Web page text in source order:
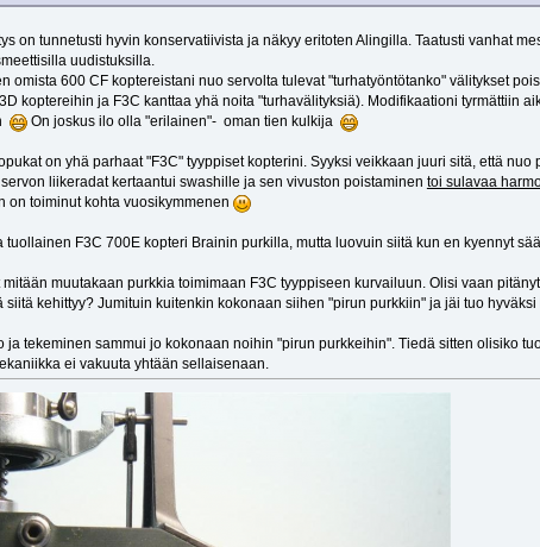
on tunnetusti hyvin konservatiivista ja näkyy eritoten Alingilla. Taatusti vanhat
uudistuksilla.
omista 600 CF koptereistani nuo servolta tulevat "turhatyöntötanko" välitykset
koptereihin ja F3C kanttaa yhä noita "turhavälityksiä). Modifikaationi tyrmättiin
On joskus ilo olla "erilainen"- oman tien kulkija
on yhä parhaat "F3C" tyyppiset kopterini. Syyksi veikkaan juuri sitä, että
liikeradat kertaantui swashille ja sen vivuston poistaminen toi sulavaa
on toiminut kohta vuosikymmenen
tuollainen F3C 700E kopteri Brainin purkilla, mutta luovuin siitä kun en kyennyt
muutakaan purkkia toimimaan F3C tyyppiseen kurvailuun. Olisi vaan
siitä kehittyy? Jumituin kuitenkin kokonaan siihen "pirun purkkiin" ja jäi tuo
ja tekeminen sammui jo kokonaan noihin "pirun purkkeihin". Tiedä sitten olisiko
ei vakuuta yhtään sellaisenaan.